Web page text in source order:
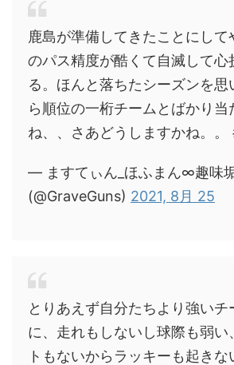
鹿島が準備してきたことにして
のパス精度が酷くて自滅して心
る。ほんと落ちたシーズンを思
ら順位の一桁チームとばかり当
ね、、さあどうしますかね。。
— ますてぃん_ほふまん∞趣味
(@GraveGuns) 2021, 8月 25
とりあえず自分たちより強い
に、走れもしないし球際も弱い
トもないからラッキーも起き